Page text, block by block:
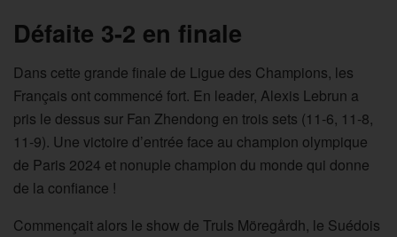
Défaite 3-2 en finale
Dans cette grande finale de Ligue des Champions, les
Français ont commencé fort. En leader, Alexis Lebrun a
pris le dessus sur Fan Zhendong en trois sets (11-6, 11-8,
11-9). Une victoire d’entrée face au champion olympique
de Paris 2024 et nonuple champion du monde qui donne
de la confiance !
Commençait alors le show de Truls Möregårdh, le Suédois